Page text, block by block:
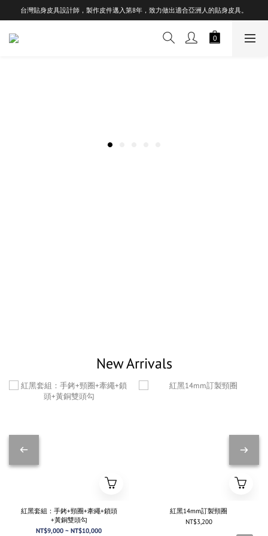
台灣貼身皮具設計師，製作皮件邁入第8年，致力做出適合亞洲人的貼身皮具。
New Arrivals
紅黑套組：手銬+頸圈+牽繩+鎖頭
+黃銅雙頭勾
NT$9,000 ~ NT$10,000
紅黑14mm訂製頸圈
NT$3,200